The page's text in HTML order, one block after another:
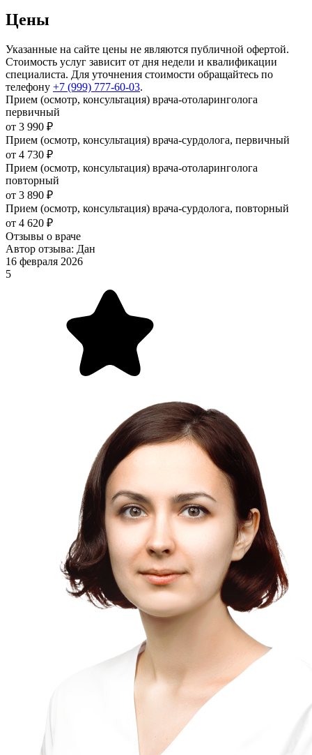
Цены
Указанные на сайте цены не являются публичной офертой.
Стоимость услуг зависит от дня недели и квалификации
специалиста. Для уточнения стоимости обращайтесь по
телефону +7 (999) 777-60-03.
Прием (осмотр, консультация) врача-отоларинголога
первичный
от 3 990 ₽
Прием (осмотр, консультация) врача-сурдолога, первичный
от 4 730 ₽
Прием (осмотр, консультация) врача-отоларинголога
повторный
от 3 890 ₽
Прием (осмотр, консультация) врача-сурдолога, повторный
от 4 620 ₽
Отзывы о враче
Автор отзыва: Дан
16 февраля 2026
5